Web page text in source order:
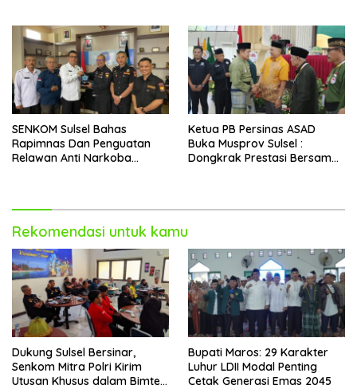
SENKOM Sulsel Bahas
Rapimnas Dan Penguatan
Relawan Anti Narkoba
Ketua PB Persinas ASAD
Buka Musprov Sulsel :
Dongkrak Prestasi Bersama
Rekomendasi untuk kamu
Dukung Sulsel Bersinar,
Senkom Mitra Polri Kirim
Utusan Khusus dalam Bimtek
Bupati Maros: 29 Karakter
Luhur LDII Modal Penting
Cetak Generasi Emas 2045